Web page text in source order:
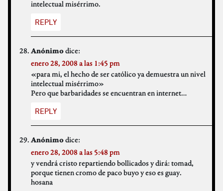
intelectual misérrimo.
REPLY
Anónimodice:
enero 28, 2008 a las 1:45 pm
«para mi, el hecho de ser católico ya demuestra un nivel
intelectual misérrimo»
Pero que barbaridades se encuentran en internet…
REPLY
Anónimodice:
enero 28, 2008 a las 5:48 pm
y vendrá cristo repartiendo bollicados y dirá: tomad,
porque tienen cromo de paco buyo y eso es guay.
hosana